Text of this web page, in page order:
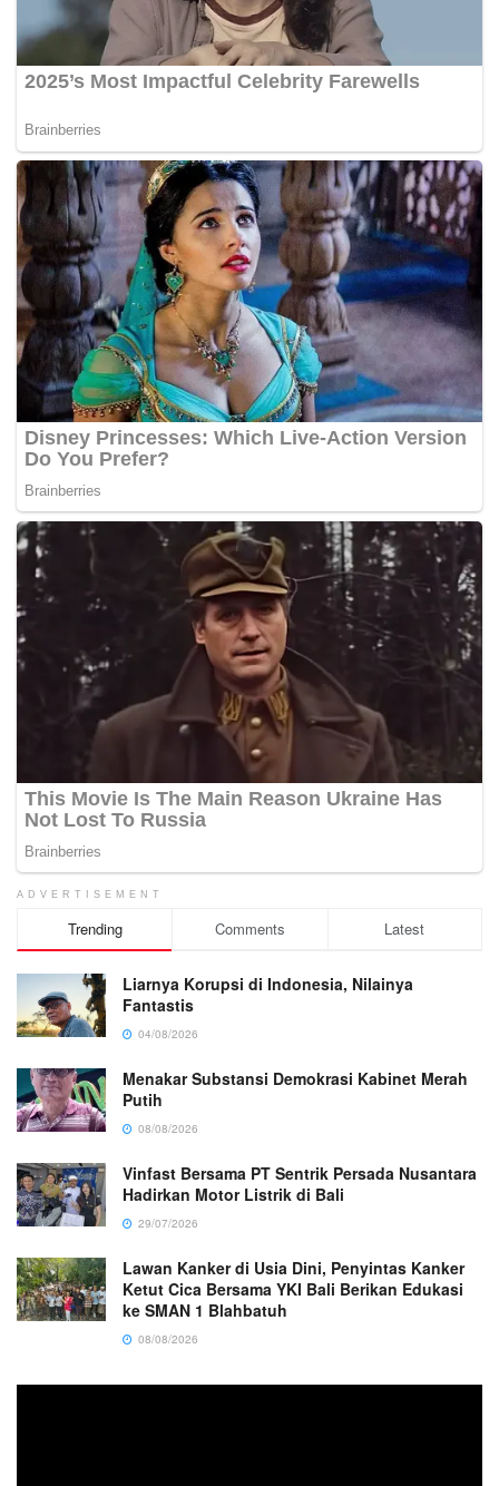
ADVERTISEMENT
Trending Comments Latest
Liarnya Korupsi di Indonesia, Nilainya
Fantastis
04/08/2026
Menakar Substansi Demokrasi Kabinet Merah
Putih
08/08/2026
Vinfast Bersama PT Sentrik Persada Nusantara
Hadirkan Motor Listrik di Bali
29/07/2026
Lawan Kanker di Usia Dini, Penyintas Kanker
Ketut Cica Bersama YKI Bali Berikan Edukasi
ke SMAN 1 Blahbatuh
08/08/2026